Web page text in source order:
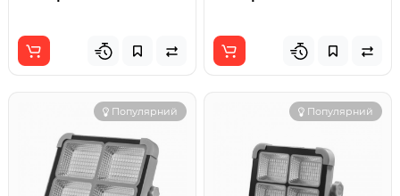
Популярний Популярний